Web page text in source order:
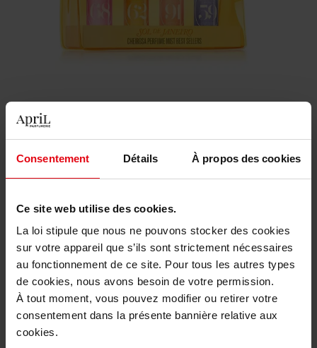
Consentement Détails À propos des cookies
Ce site web utilise des cookies.
La loi stipule que nous ne pouvons stocker des cookies
sur votre appareil que s’ils sont strictement nécessaires
au fonctionnement de ce site. Pour tous les autres types
de cookies, nous avons besoin de votre permission.
À tout moment, vous pouvez modifier ou retirer votre
consentement dans la présente bannière relative aux
cookies.
41,90 €
Quantité
Livraison
Cet article n'est plus disponible pour le moment
Etre prévenu de la disponibilité
Livraison gratuite à partir de 50€